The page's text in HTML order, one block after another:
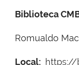
Biblioteca
Romualdo
Local: https://